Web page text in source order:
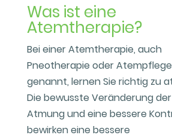
Was ist eine
Atemtherapie?
Bei einer Atemtherapie, auch
Pneotherapie oder Atempflege
genannt, lernen Sie richtig zu
Die bewusste Veränderung der
Atmung und eine bessere
bewirken eine bessere